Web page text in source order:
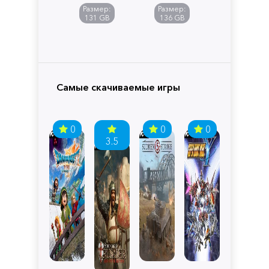
Размер:
131 GB
of
Pandora
Размер:
136 GB
Самые скачиваемые игры
0
3.5
0 0